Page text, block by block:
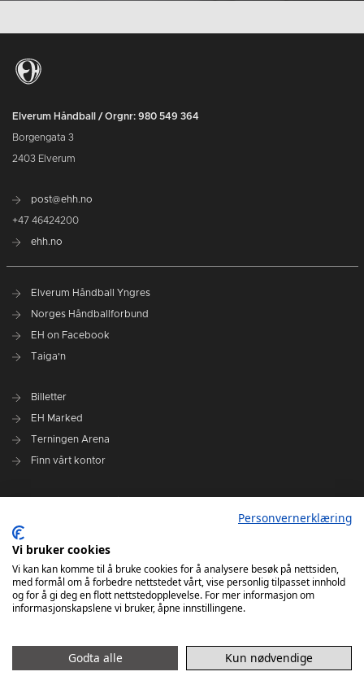
Elverum Håndball / Orgnr: 980 549 364
Borgengata 3
2403 Elverum
post@ehh.no
+47 46424200
ehh.no
Elverum Håndball Yngres
Norges Håndballforbund
EH on Facebook
Taiga'n
Billetter
EH Marked
Terningen Arena
Finn vårt kontor
Administrasjonen i Elverum Håndball
Styre og utvalg
VARSLINGSRUTINER FOR ELVERUM HÅNDBALL
Personvernerklæring
Vi bruker cookies
Vi kan kan komme til å bruke cookies for å analysere besøk på nettsiden,
med formål om å forbedre nettstedet vårt, vise personlig tilpasset innhold
og for å gi deg en flott nettstedopplevelse. For mer informasjon om
informasjonskapslene vi bruker, åpne innstillingene.
Godta alle Kun nødvendige